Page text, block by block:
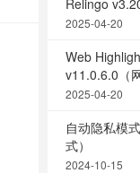
Relingo
2025-04-20
Web
v11.0.6.0（
2025-04-20
自动隐私模
式）
2024-10-15